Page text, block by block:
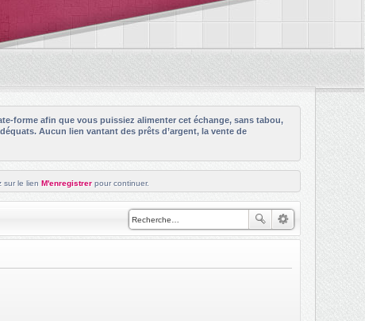
forme afin que vous puissiez alimenter cet échange, sans tabou,
Aucun lien vantant des prêts d’argent, la vente de
sur le lien M'enregistrer pour continuer.